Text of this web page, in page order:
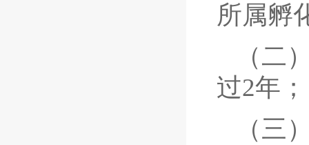
所属孵
（二
过2年；
（三